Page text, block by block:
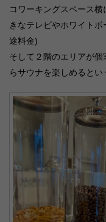
コワーキングスペース
きなテレビやホワイト
途料金)
そして２階のエリアが
らサウナを楽しめるとい